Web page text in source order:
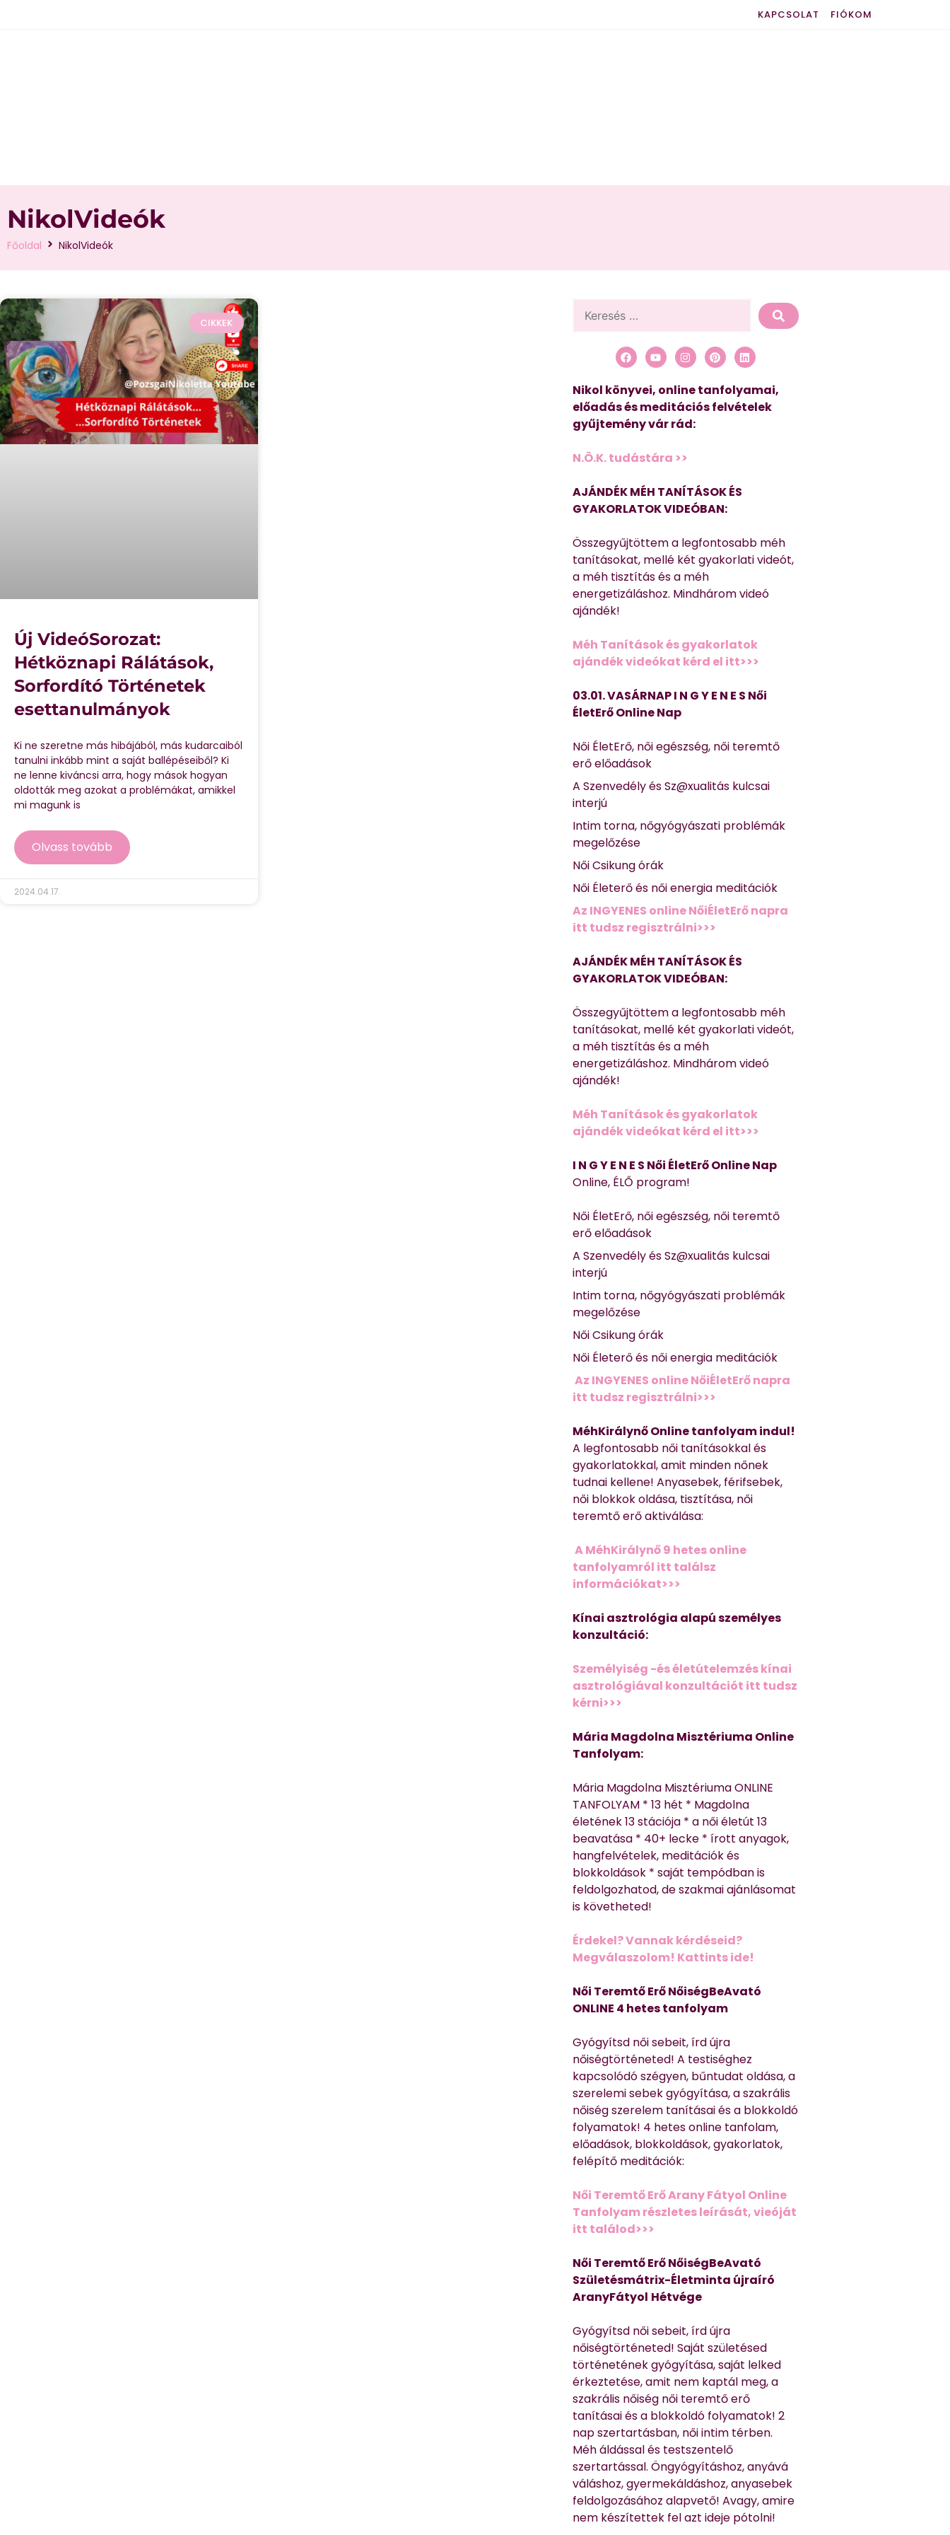
KAPCSOLAT FIÓKOM
NikolVideók
Főoldal NikolVideók
CIKKEK
Új VideóSorozat:
Hétköznapi Rálátások,
Sorfordító Történetek
esettanulmányok
Ki ne szeretne más hibájából, más kudarcaiból
tanulni inkább mint a saját ballépéseiből? Ki
ne lenne kiváncsi arra, hogy mások hogyan
oldották meg azokat a problémákat, amikkel
mi magunk is
Olvass tovább
2024.04.17.
Nikol könyvei, online tanfolyamai,
előadás és meditációs felvételek
gyűjtemény vár rád:
N.Ö.K. tudástára >>
AJÁNDÉK MÉH TANÍTÁSOK ÉS
GYAKORLATOK VIDEÓBAN:
Összegyűjtöttem a legfontosabb méh
tanításokat, mellé két gyakorlati videót,
a méh tisztítás és a méh
energetizáláshoz. Mindhárom videó
ajándék!
Méh Tanítások és gyakorlatok
ajándék videókat kérd el itt>>>
03.01. VASÁRNAP I N G Y E N E S Női
ÉletErő Online Nap
Női ÉletErő, női egészség, női teremtő
erő előadások
A Szenvedély és Sz@xualitás kulcsai
interjú
Intim torna, nőgyógyászati problémák
megelőzése
Női Csikung órák
Női Életerő és női energia meditációk
Az INGYENES online NőiÉletErő napra
itt tudsz regisztrálni>>>
AJÁNDÉK MÉH TANÍTÁSOK ÉS
GYAKORLATOK VIDEÓBAN:
Összegyűjtöttem a legfontosabb méh
tanításokat, mellé két gyakorlati videót,
a méh tisztítás és a méh
energetizáláshoz. Mindhárom videó
ajándék!
Méh Tanítások és gyakorlatok
ajándék videókat kérd el itt>>>
I N G Y E N E S Női ÉletErő Online Nap
Online, ÉLŐ program!
Női ÉletErő, női egészség, női teremtő
erő előadások
A Szenvedély és Sz@xualitás kulcsai
interjú
Intim torna, nőgyógyászati problémák
megelőzése
Női Csikung órák
Női Életerő és női energia meditációk
Az INGYENES online NőiÉletErő napra
itt tudsz regisztrálni>>>
MéhKirálynő Online tanfolyam indul!
A legfontosabb női tanításokkal és
gyakorlatokkal, amit minden nőnek
tudnai kellene! Anyasebek, férifsebek,
női blokkok oldása, tisztítása, női
teremtő erő aktiválása:
A MéhKirálynő 9 hetes online
tanfolyamról itt találsz
információkat>>>
Kínai asztrológia alapú személyes
konzultáció:
Személyiség -és életútelemzés kínai
asztrológiával konzultációt itt tudsz
kérni>>>
Mária Magdolna Misztériuma Online
Tanfolyam:
Mária Magdolna Misztériuma ONLINE
TANFOLYAM * 13 hét * Magdolna
életének 13 stációja * a női életút 13
beavatása * 40+ lecke * írott anyagok,
hangfelvételek, meditációk és
blokkoldások * saját tempódban is
feldolgozhatod, de szakmai ajánlásomat
is követheted!
Érdekel? Vannak kérdéseid?
Megválaszolom! Kattints ide!
Női Teremtő Erő NőiségBeAvató
ONLINE 4 hetes tanfolyam
Gyógyítsd női sebeit, írd újra
nőiségtörténeted! A testiséghez
kapcsolódó szégyen, bűntudat oldása, a
szerelemi sebek gyógyítása, a szakrális
nőiség szerelem tanításai és a blokkoldó
folyamatok! 4 hetes online tanfolam,
előadások, blokkoldások, gyakorlatok,
felépítő meditációk:
Női Teremtő Erő Arany Fátyol Online
Tanfolyam részletes leírását, vieóját
itt találod>>>
Női Teremtő Erő NőiségBeAvató
Születésmátrix-Életminta újraíró
AranyFátyol Hétvége
Gyógyítsd női sebeit, írd újra
nőiségtörténeted! Saját születésed
történetének gyógyítása, saját lelked
érkeztetése, amit nem kaptál meg, a
szakrális nőiség női teremtő erő
tanításai és a blokkoldó folyamatok! 2
nap szertartásban, női intim térben.
Méh áldással és testszentelő
szertartással. Öngyógyításhoz, anyává
váláshoz, gyermekáldáshoz, anyasebek
feldolgozásához alapvető! Avagy, amire
nem készítettek fel azt ideje pótolni!